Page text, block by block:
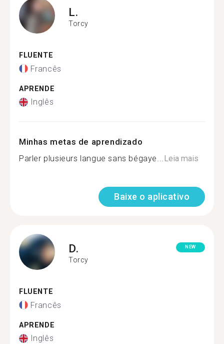
L.
Torcy
FLUENTE
Francês
APRENDE
Inglês
Minhas metas de aprendizado
Parler plusieurs langue sans bégaye...Leia mais
Baixe o aplicativo
D.
Torcy
NEW
FLUENTE
Francês
APRENDE
Inglês